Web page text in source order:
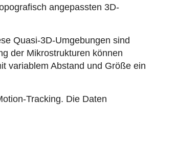
angepassten 3D-
Quasi-3D-Umgebungen sind
der Mikrostrukturen können
variablem Abstand und Größe ein
Tracking. Die Daten